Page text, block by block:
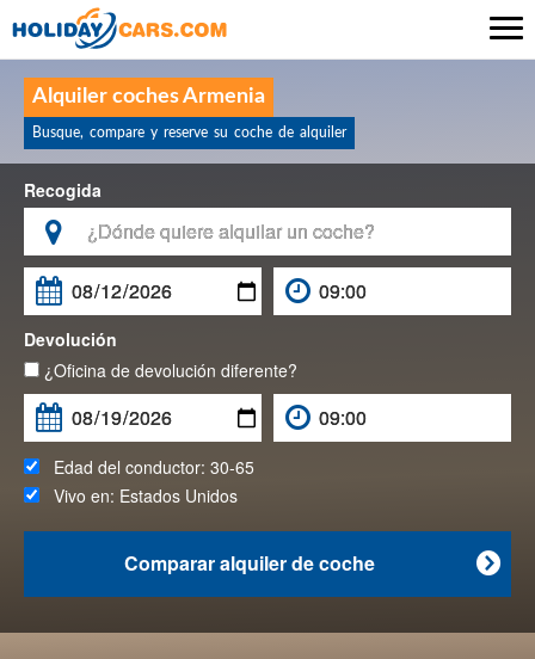
Alquiler coches Armenia
Busque, compare y reserve su coche de alquiler
Recogida


Devolución
¿Oficina de devolución diferente?
Edad del conductor: 30-65
Vivo en: Estados Unidos

Comparar alquiler de coche